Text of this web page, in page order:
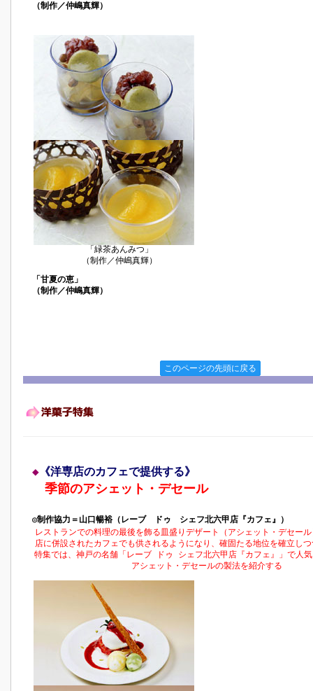
（制作／仲嶋真輝）
「緑茶あんみつ」
（制作／仲嶋真輝）
「甘夏の恵」
（制作／仲嶋真輝）
このページの先頭に戻る
◆《洋専店のカフェで提供する》
季節のアシェット・デセール
◎制作協力＝ 山口暢裕（レーブ ドゥ シェフ北六甲店『カフェ』）
レストランでの料理の最後を飾る皿盛りデザート（アシェット・デセー
店に併設されたカフェでも供されるようになり、確固たる地位を確立し
特集では、神戸の名舗「レーブ ドゥ シェフ北六甲店『カフェ』」で人
アシェット・デセールの製法を紹介する